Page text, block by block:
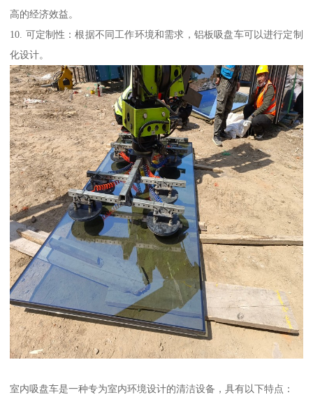
高的经济效益。
10. 可定制性：根据不同工作环境和需求，铝板吸盘车可以进行定制
化设计。
室内吸盘车是一种专为室内环境设计的清洁设备，具有以下特点：